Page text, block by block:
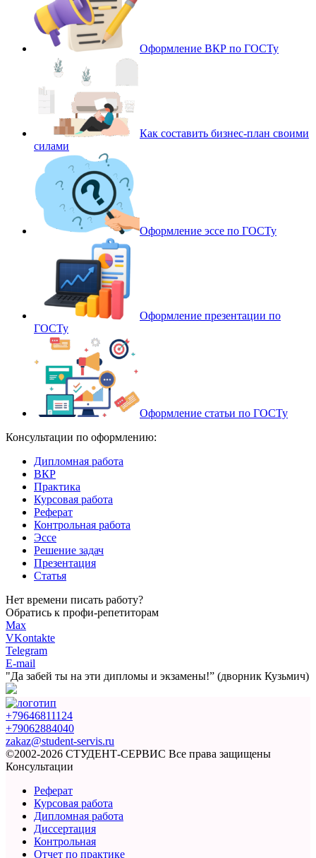
Оформление ВКР по ГОСТу
Как составить бизнес-план своими
силами
Оформление эссе по ГОСТу
Оформление презентации по
ГОСТу
Оформление статьи по ГОСТу
Консультации по оформлению:
Дипломная работа
ВКР
Практика
Курсовая работа
Реферат
Контрольная работа
Эссе
Решение задач
Презентация
Статья
Нет времени писать работу?
Обратись к профи-репетиторам
Max
VKontakte
Telegram
E-mail
"Да забей ты на эти дипломы и экзамены!” (дворник Кузьмич)
+79646811124
+79062884040
zakaz@student-servis.ru
©2002-2026 СТУДЕНТ-СЕРВИС Все права защищены
Консультации
Реферат
Курсовая работа
Дипломная работа
Диссертация
Контрольная
Отчет по практике